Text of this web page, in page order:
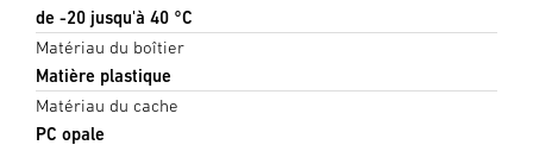
de -20 jusqu'à 40 °C
Matériau du boîtier
Matière plastique
Matériau du cache
PC opale